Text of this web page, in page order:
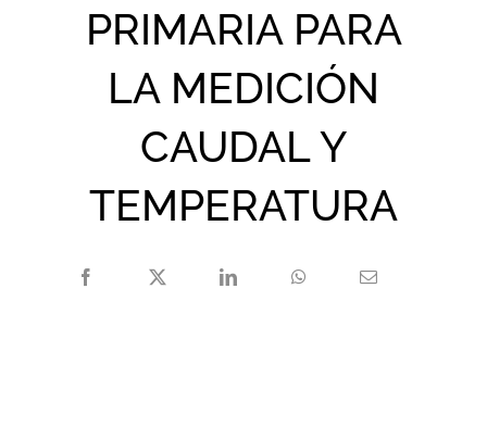
PRIMARIA PARA
LA MEDICIÓN
CAUDAL Y
TEMPERATURA